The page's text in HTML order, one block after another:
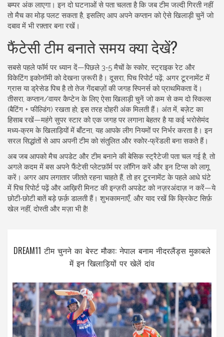
बम्पर अंक लाएगा। इन दो घटनाओं से पता चलता है कि जब टीम जल्दी गिरती नहीं
तो मैच का मोड़ पलट सकता है, इसलिए आप अपने कप्तान को ऐसे खिलाड़ी चुनें जो
दबाव में भी रफ़्तार बना रखें।
फैंटेसी टीम बनाते समय क्या देखें?
सबसे पहले फॉर्म पर ध्यान दें—पिछले 3‑5 मैचों के स्कोर, स्ट्राइक रेट और
विकेटिंग इकोनॉमी को देखना ज़रूरी है। दूसरा, पिच रिपोर्ट पढ़ें; अगर टूरनामेंट में
ग्रास या ड्रेसेड पिच है तो तेज गेंदबाज़ों की जगह स्पिनर्स को प्राथमिकता दें।
तीसरा, कप्तान/वायर कैप्टेन के लिए ऐसा खिलाड़ी चुनें जो कम से कम दो स्किल्स
(बैटिंग + फील्डिंग) रखता हो; इस तरह दोहरी अंक मिलती हैं। अंत में, बज़ेट का
हिसाब रखें—महंगे सुपर स्टार को एक जगह पर लगाना बेहतर है या कई भरोसेमंद
मध्य‑क्रम के खिलाड़ियों में बाँटना, यह आपके लीग नियमों पर निर्भर करता है। इन
सरल सिद्धांतों से आप अपनी टीम को संतुलित और स्कोर‑फ्रेंडली बना सकते हैं।
अब जब आपको मैच अपडेट और टीम बनाने की बेसिक स्ट्रैटेजी पता चल गई है, तो
अगले कदम में बस अपने फैंटेसी प्लेटफ़ॉर्म पर लॉगिन करें और इन टिप्स को लागू
करें। अगर आप लगातार जीतते रहना चाहते हैं, तो हर टूरनामेंट के पहले आधे घंटे
में पिच रिपोर्ट पढ़ें और आख़िरी मिनट की इन्ज़री अपडेट को नज़रअंदाज़ न करें—ये
छोटी‑छोटी बातें बड़े फ़र्क़ डालती हैं। शुभकामनाएँ, और याद रखें कि क्रिकेट सिर्फ़
खेल नहीं, दोस्ती और मज़ा भी है!
DREAM11 टीम चुनने का बेस्ट मौका: नेपाल बनाम नीदरलैंड्स मुकाबले
में इन खिलाड़ियों पर खेलें दांव